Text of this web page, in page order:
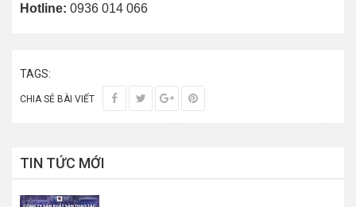
Hotline: 0936 014 066
TAGS:
CHIA SẺ BÀI VIẾT
TIN TỨC MỚI